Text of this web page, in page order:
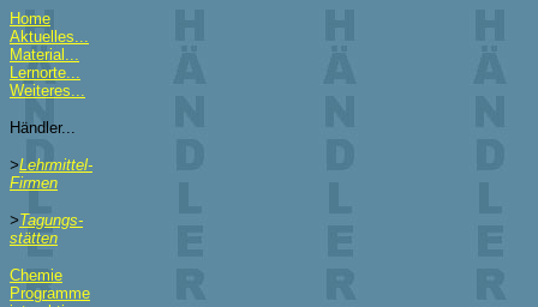
Home
Aktuelles...
Material...
Lernorte...
Weiteres...
Händler...
>Lehrmittel-
Firmen
>Tagungs-
stätten
Chemie
Programme